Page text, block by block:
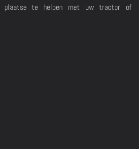
te helpen met uw tractor of